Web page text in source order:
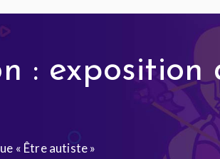
: exposition
« Être autiste »